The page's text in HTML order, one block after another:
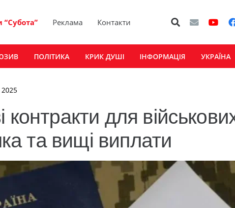
“Субота” Реклама Контакти
ПОЛІТИКА КРИК ДУШІ ІНФОРМАЦІЯ УКРАЇНА
контракти для
та вищі виплати